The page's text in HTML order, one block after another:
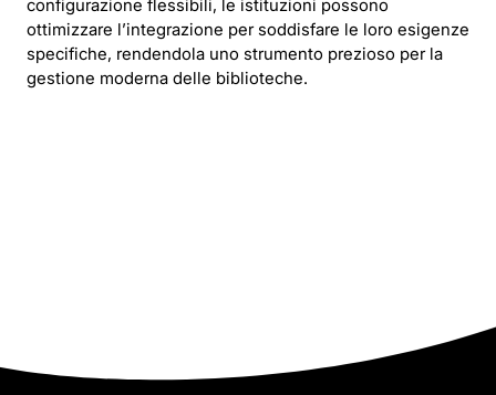
configurazione flessibili, le istituzioni possono
ottimizzare l’integrazione per soddisfare le loro esigenze
specifiche, rendendola uno strumento prezioso per la
gestione moderna delle biblioteche.